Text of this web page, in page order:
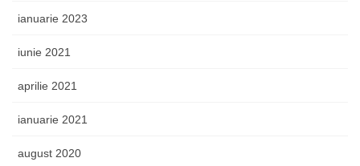
ianuarie 2023
iunie 2021
aprilie 2021
ianuarie 2021
august 2020